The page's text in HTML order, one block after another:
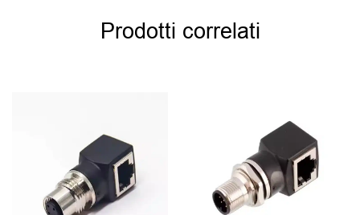
Prodotti correlati